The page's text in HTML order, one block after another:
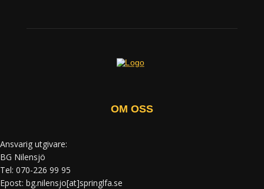
OM OSS
Ansvarig utgivare:
BG Nilensjö
Tel: 070-226 99 95
Epost: bg.nilensjo[at]springlfa.se